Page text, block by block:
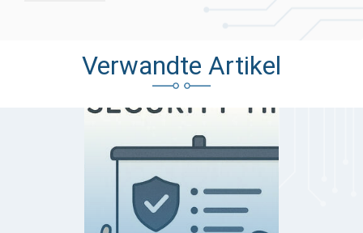
Verwandte Artikel